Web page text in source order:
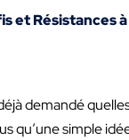
et Résistances
demandé
qu’une simple